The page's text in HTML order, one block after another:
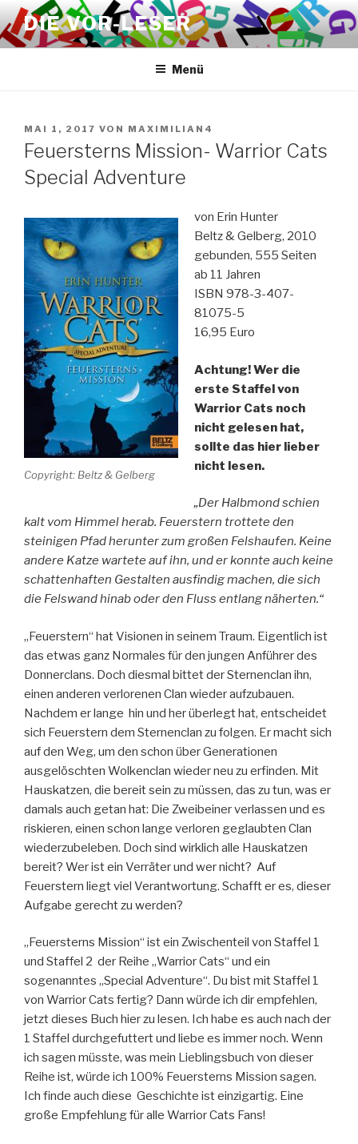
Zum
Inhalt
springen
DIE VOR-LESER
Menü
VERÖFFENTLICHT
AM
MAI 1, 2017 VON MAXIMILIAN4
Feuersterns Mission- Warrior Cats
Special Adventure
Copyright: Beltz & Gelberg
von Erin Hunter
Beltz & Gelberg, 2010
gebunden, 555 Seiten
ab 11 Jahren
ISBN 978-3-407-
81075-5
16,95 Euro
Achtung! Wer die
erste Staffel von
Warrior Cats noch
nicht gelesen hat,
sollte das hier lieber
nicht lesen.
„Der Halbmond schien
kalt vom Himmel herab. Feuerstern trottete den
steinigen Pfad herunter zum großen Felshaufen. Keine
andere Katze wartete auf ihn, und er konnte auch keine
schattenhaften Gestalten ausfindig machen, die sich
die Felswand hinab oder den Fluss entlang näherten.“
„Feuerstern“ hat Visionen in seinem Traum. Eigentlich ist
das etwas ganz Normales für den jungen Anführer des
Donnerclans. Doch diesmal bittet der Sternenclan ihn,
einen anderen verlorenen Clan wieder aufzubauen.
Nachdem er lange hin und her überlegt hat, entscheidet
sich Feuerstern dem Sternenclan zu folgen. Er macht sich
auf den Weg, um den schon über Generationen
ausgelöschten Wolkenclan wieder neu zu erfinden. Mit
Hauskatzen, die bereit sein zu müssen, das zu tun, was er
damals auch getan hat: Die Zweibeiner verlassen und es
riskieren, einen schon lange verloren geglaubten Clan
wiederzubeleben. Doch sind wirklich alle Hauskatzen
bereit? Wer ist ein Verräter und wer nicht? Auf
Feuerstern liegt viel Verantwortung. Schafft er es, dieser
Aufgabe gerecht zu werden?
„Feuersterns Mission“ ist ein Zwischenteil von Staffel 1
und Staffel 2 der Reihe „Warrior Cats“ und ein
sogenanntes „Special Adventure“. Du bist mit Staffel 1
von Warrior Cats fertig? Dann würde ich dir empfehlen,
jetzt dieses Buch hier zu lesen. Ich habe es auch nach der
1 Staffel durchgefuttert und liebe es immer noch. Wenn
ich sagen müsste, was mein Lieblingsbuch von dieser
Reihe ist, würde ich 100% Feuersterns Mission sagen.
Ich finde auch diese Geschichte ist einzigartig. Eine
große Empfehlung für alle Warrior Cats Fans!